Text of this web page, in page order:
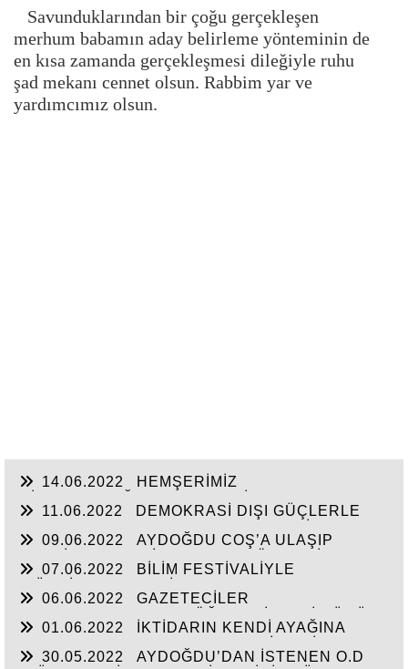
Savunduklarından bir çoğu gerçekleşen
merhum babamın aday belirleme yönteminin de
en kısa zamanda gerçekleşmesi dileğiyle ruhu
şad mekanı cennet olsun. Rabbim yar ve
yardımcımız olsun.
14.06.2022
HEMŞERİMİZ
MÜJDELERİ BEKLİYOR!
11.06.2022
DEMOKRASİ DIŞI GÜÇLERLE
OSMANLI”KALAYCI ŞAMMAS!”
09.06.2022
AYDOĞDU COŞ’A ULAŞIP
HİZMETLERİNE ULAŞMASI!
07.06.2022
BİLİM FESTİVALİYLE
CEVAP”HİZMETE AÇILAN 41 YENİ FABRİKA!!
06.06.2022
GAZETECİLER
CHP FİİLEN YAŞATTI!!!
01.06.2022
İKTİDARIN KENDİ AYAĞINA
SÖZLERİN TUTULMASINDA!!!
30.05.2022
AYDOĞDU’DAN İSTENEN O.D